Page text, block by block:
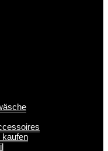
kaufen